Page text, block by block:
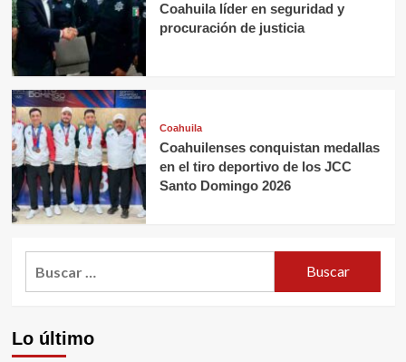
Coahuila líder en seguridad y
procuración de justicia
Coahuila
Coahuilenses conquistan medallas
en el tiro deportivo de los JCC
Santo Domingo 2026
Lo último